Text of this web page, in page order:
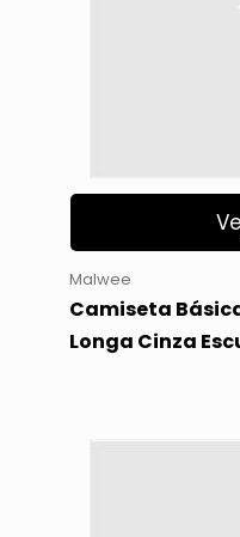
Malwee
Camiseta
Longa Cinza